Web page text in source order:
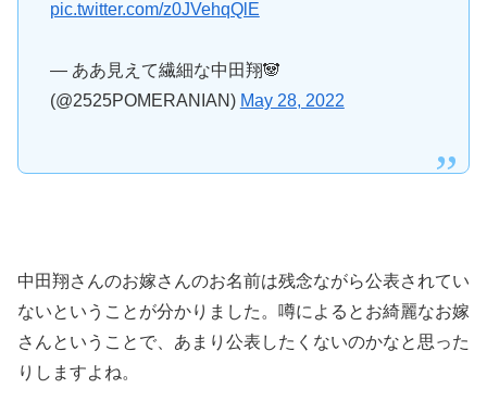
pic.twitter.com/z0JVehqQlE
— ああ見えて繊細な中田翔🐼
(@2525POMERANIAN) May 28, 2022
中田翔さんのお嫁さんのお名前は残念ながら公表されてい
ないということが分かりました。噂によるとお綺麗なお嫁
さんということで、あまり公表したくないのかなと思った
りしますよね。